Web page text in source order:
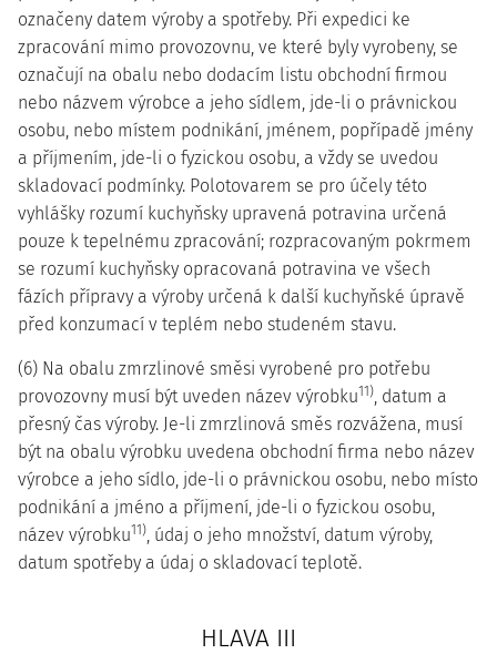
označeny datem výroby a spotřeby. Při expedici ke
zpracování mimo provozovnu, ve které byly vyrobeny, se
označují na obalu nebo dodacím listu obchodní firmou
nebo názvem výrobce a jeho sídlem, jde-li o právnickou
osobu, nebo místem podnikání, jménem, popřípadě jmény
a příjmením, jde-li o fyzickou osobu, a vždy se uvedou
skladovací podmínky. Polotovarem se pro účely této
vyhlášky rozumí kuchyňsky upravená potravina určená
pouze k tepelnému zpracování; rozpracovaným pokrmem
se rozumí kuchyňsky opracovaná potravina ve všech
fázích přípravy a výroby určená k další kuchyňské úpravě
před konzumací v teplém nebo studeném stavu.
(6) Na obalu zmrzlinové směsi vyrobené pro potřebu
provozovny musí být uveden název výrobku11), datum a
přesný čas výroby. Je-li zmrzlinová směs rozvážena, musí
být na obalu výrobku uvedena obchodní firma nebo název
výrobce a jeho sídlo, jde-li o právnickou osobu, nebo místo
podnikání a jméno a příjmení, jde-li o fyzickou osobu,
název výrobku11), údaj o jeho množství, datum výroby,
datum spotřeby a údaj o skladovací teplotě.
HLAVA III